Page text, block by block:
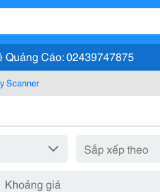
Quảng Cáo: 02439747875
Scanner
Khoảng giá